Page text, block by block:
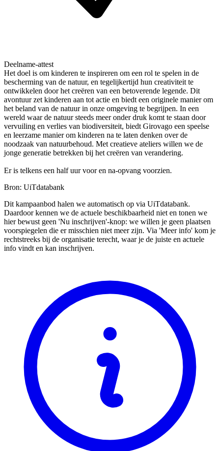
Deelname-attest
Het doel is om kinderen te inspireren om een rol te spelen in de
bescherming van de natuur, en tegelijkertijd hun creativiteit te
ontwikkelen door het creëren van een betoverende legende. Dit
avontuur zet kinderen aan tot actie en biedt een originele manier om
het beland van de natuur in onze omgeving te begrijpen. In een
wereld waar de natuur steeds meer onder druk komt te staan door
vervuiling en verlies van biodiversiteit, biedt Girovago een speelse
en leerzame manier om kinderen na te laten denken over de
noodzaak van natuurbehoud. Met creatieve ateliers willen we de
jonge generatie betrekken bij het creëren van verandering.
Er is telkens een half uur voor en na-opvang voorzien.
Bron: UiTdatabank
Dit kampaanbod halen we automatisch op via UiTdatabank.
Daardoor kennen we de actuele beschikbaarheid niet en tonen we
hier bewust geen 'Nu inschrijven'-knop: we willen je geen plaatsen
voorspiegelen die er misschien niet meer zijn. Via 'Meer info' kom je
rechtstreeks bij de organisatie terecht, waar je de juiste en actuele
info vindt en kan inschrijven.